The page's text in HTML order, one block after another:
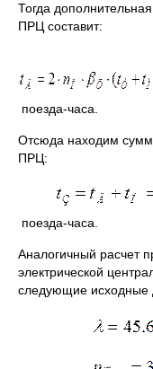
Тогда
ПРЦ составит:
поезда-часа.
Отсюда находим
ПРЦ:
поезда-часа.
Аналогичный расчет
электрической
следующие исходные